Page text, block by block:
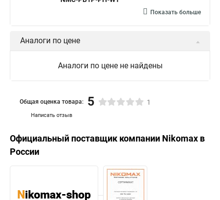
Показать больше
Аналоги по цене
Аналоги по цене не найдены
Написать отзыв
Общая оценка товара: 5 1
Официальный поставщик компании Nikomax в
России